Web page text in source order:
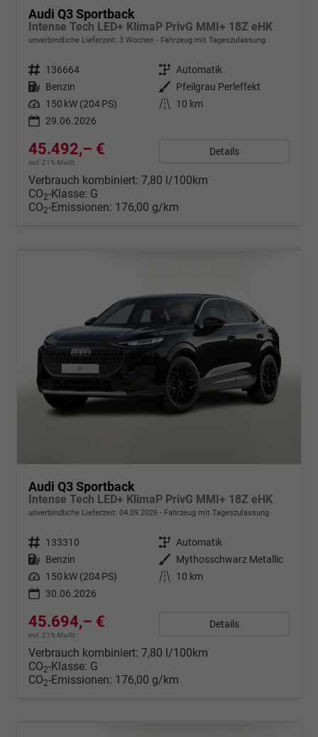
Audi Q3 Sportback
Intense Tech LED+ KlimaP PrivG MMI+ 18Z eHK
unverbindliche Lieferzeit: 3 Wochen Fahrzeug mit Tageszulassung
Fahrzeugnr. 136664 Getriebe Automatik
Kraftstoff Benzin Außenfarbe Pfeilgrau Perleffekt
Leistung 150 kW (204 PS) Kilometerstand
10 km
29.06.2026
45.492,– €
incl. 21% MwSt.
Details
Verbrauch kombiniert: 7,80 l/100km
CO2-Klasse: G
CO2-Emissionen: 176,00 g/km
Audi Q3 Sportback
Intense Tech LED+ KlimaP PrivG MMI+ 18Z eHK
unverbindliche Lieferzeit: 04.09.2026 Fahrzeug mit Tageszulassung
Fahrzeugnr. 133310 Getriebe Automatik
Kraftstoff Benzin Außenfarbe Mythosschwarz Metallic
Leistung 150 kW (204 PS) Kilometerstand
10 km
30.06.2026
45.694,– €
incl. 21% MwSt.
Details
Verbrauch kombiniert: 7,80 l/100km
CO2-Klasse: G
CO2-Emissionen: 176,00 g/km